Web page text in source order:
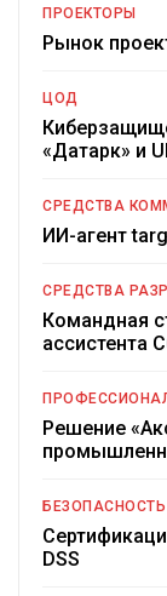
ПРОЕКТОРЫ
Рынок
ЦОД
«Датарк» и
СРЕДСТВА
ИИ-агент
СРЕДСТВА
Командная
ассистента
Решение
БЕЗОПАСНОСТЬ
DSS